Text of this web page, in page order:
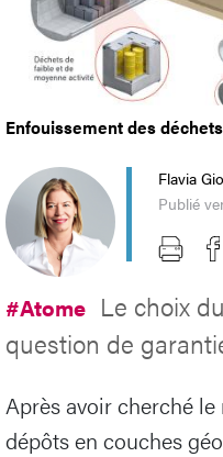
Enfouissement des
Flavia
Publié
#Atome Le choix
question de
Après avoir cherché
dépôts en couches